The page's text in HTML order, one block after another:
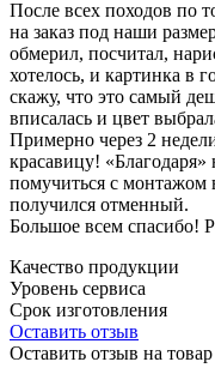
После всех походов по
на заказ под наши
обмерил, посчитал,
хотелось, и картинка в
скажу, что это самый
вписалась и цвет
Примерно через 2
красавицу!
помучиться с монтажом
получился отменный.
Большое всем спасибо!
Качество продукции
Уровень сервиса
Срок изготовления
Оставить отзыв
Оставить отзыв на